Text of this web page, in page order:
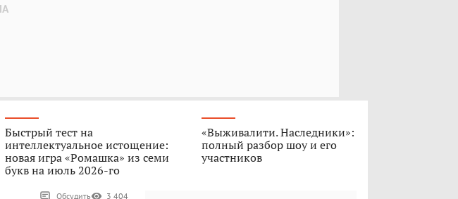
Быстрый тест на
интеллектуальное истощение:
новая игра «Ромашка» из семи
букв на июль 2026-го
«Выживалити. Наследники»:
полный разбор шоу и его
участников
Обсудить 3 404